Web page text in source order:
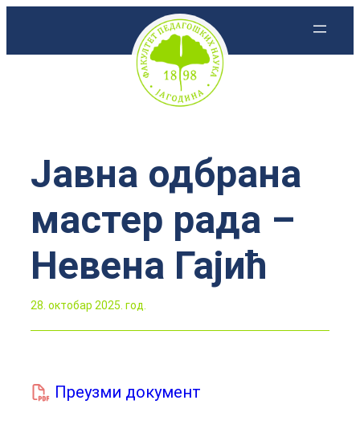
Јавна одбрана
мастер рада –
Невена Гајић
28. октобар 2025. год.
Преузми документ